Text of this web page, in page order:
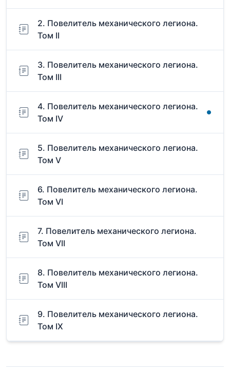
2. Повелитель механического легиона.
Том II
3. Повелитель механического легиона.
Том III
4. Повелитель механического легиона.
Том IV
5. Повелитель механического легиона.
Том V
6. Повелитель механического легиона.
Том VI
7. Повелитель механического легиона.
Том VII
8. Повелитель механического легиона.
Том VIII
9. Повелитель механического легиона.
Том IX